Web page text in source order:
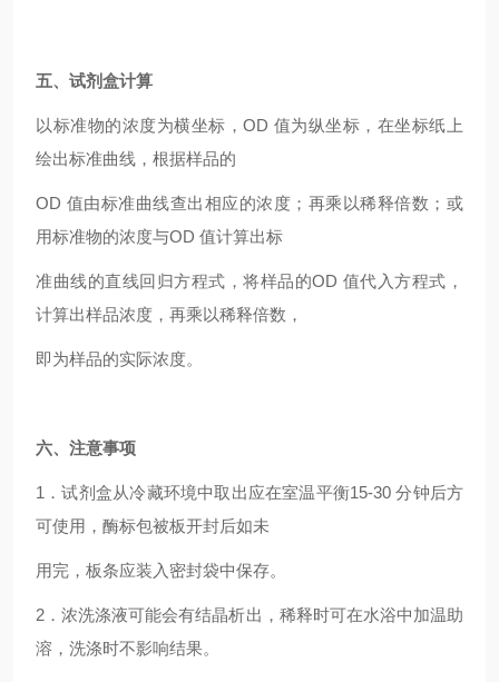
五、试剂盒计算
以标准物的浓度为横坐标，OD 值为纵坐标，在坐标纸上
绘出标准曲线，根据样品的
OD 值由标准曲线查出相应的浓度；再乘以稀释倍数；或
用标准物的浓度与OD 值计算出标
准曲线的直线回归方程式，将样品的OD 值代入方程式，
计算出样品浓度，再乘以稀释倍数，
即为样品的实际浓度。
六、注意事项
1 ．试剂盒从冷藏环境中取出应在室温平衡15-30 分钟后方
可使用，酶标包被板开封后如未
用完，板条应装入密封袋中保存。
2 ．浓洗涤液可能会有结晶析出，稀释时可在水浴中加温助
溶，洗涤时不影响结果。